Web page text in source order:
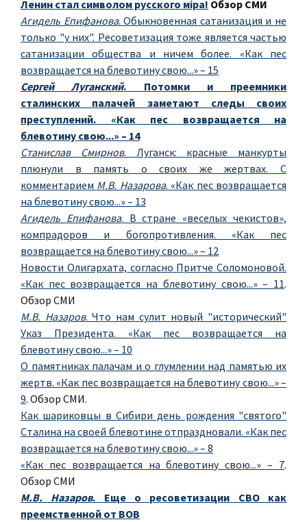
Ленин стал символом русского мiра! Обзор СМИ
Агидель Епифанова. Обыкновенная сатанизация и не
только "у них". Ресоветизация тоже является частью
сатанизации общества и ничем более. «Как пес
возвращается на блевотину свою...» – 15
Сергей Луганский. Потомки и преемники
сталинских палачей заметают следы своих
преступлений. «Как пес возвращается на
блевотину свою...» – 14
Станислав Смирнов. Луганск: красные манкурты
плюнули в память о своих же жертвах. С
комментарием М.В. Назарова. «Как пес возвращается
на блевотину свою...» – 13
Агидель Епифанова. В стране «веселых чекистов»,
компрадоров и богопротивления. «Как пес
возвращается на блевотину свою...» – 12
Новости Олигархата, согласно Притче Соломоновой.
«Как пес возвращается на блевотину свою...» – 11.
Обзор СМИ
М.В. Назаров. Что нам сулит новый "исторический"
Указ Президента. «Как пес возвращается на
блевотину свою...» – 10
О памятниках палачам и о глумлении над памятью их
жертв. «Как пес возвращается на блевотину свою...» –
9. Обзор СМИ.
Как шариковцы в Сибири день рождения "святого"
Сталина на своей блевотине отпраздновали. «Как пес
возвращается на блевотину свою...» – 8
«Как пес возвращается на блевотину свою...» – 7.
Обзор СМИ
М.В. Назаров. Еще о ресоветизации СВО как
преемственной от ВОВ